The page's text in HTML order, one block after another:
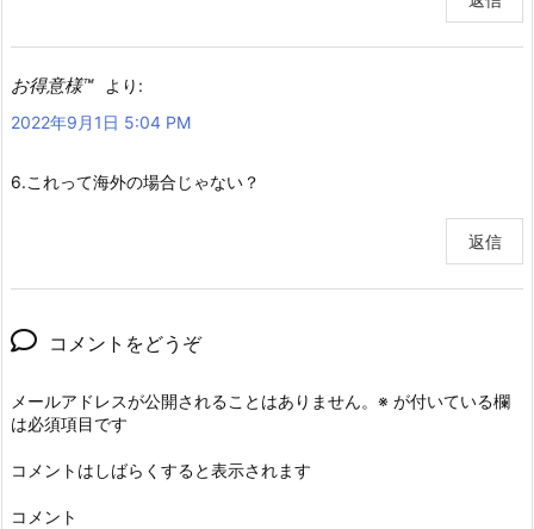
お得意様™️
より:
2022年9月1日 5:04 PM
6.これって海外の場合じゃない？
返信
コメントをどうぞ
メールアドレスが公開されることはありません。 ※ が付いている欄
は必須項目です
コメントはしばらくすると表示されます
コメント